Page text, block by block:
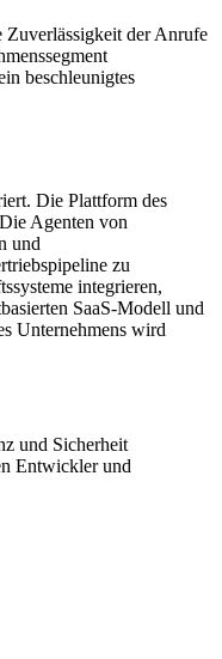
Zuverlässigkeit der Anrufe
beschleunigtes
Die Plattform des
Agenten von
und
zu
integrieren,
SaaS-Modell und
Unternehmens wird
und Sicherheit
Entwickler und